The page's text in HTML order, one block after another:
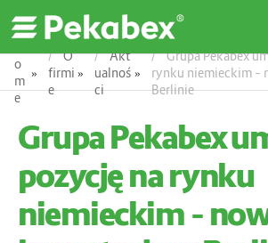
o
m
e
»
O
firmi
e
»
Akt
ualnoś
ci
»
Grupa Pekabex
rynku niemieckim –
Berlinie
Grupa Pekabex
pozycję na rynku
niemieckim –